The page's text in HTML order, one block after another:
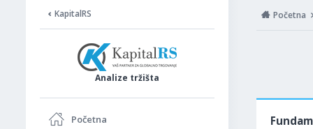
KapitalRS
Analize tržišta
Početna
Početna